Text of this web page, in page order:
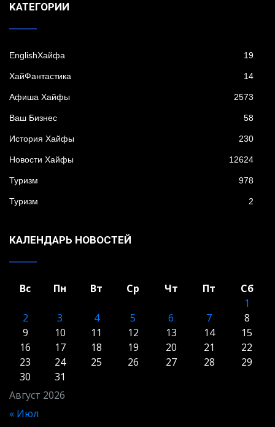
KАТЕГОРИИ
EnglishХайфа 19
XайФантастика 14
Афиша Хайфы 2573
Ваш Бизнес 58
История Хайфы 230
Новости Хайфы 12624
Туризм 978
Туризм 2
КАЛЕНДАРЬ НОВОСТЕЙ
Август 2026
Вс Пн Вт Ср Чт Пт
Сб
1
2
3 4 5 6 7
8
9
10 11 12 13 14
15
16
17 18 19 20 21
22
23
24 25 26 27 28
29
30
31
« Июл